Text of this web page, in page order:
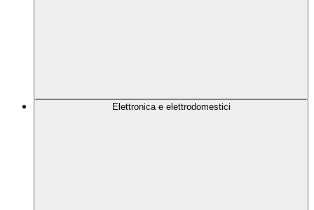
Elettronica e elettrodomestici